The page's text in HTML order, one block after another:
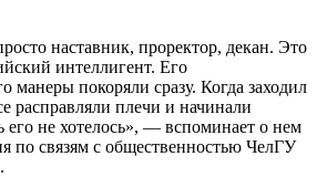
наставник, проректор, декан. Это
интеллигент. Его
манеры покоряли сразу. Когда заходил
расправляли плечи и начинали
его не хотелось», — вспоминает о нем
по связям с общественностью ЧелГУ